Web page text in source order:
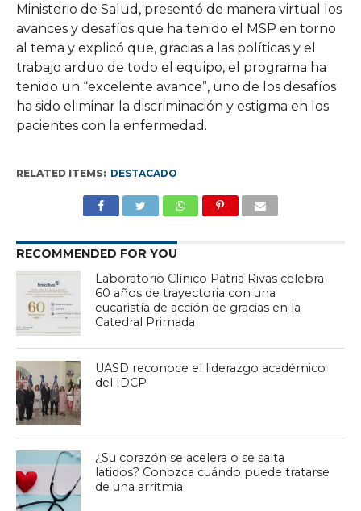
Ministerio de Salud, presentó de manera virtual los
avances y desafíos que ha tenido el MSP en torno
al tema y explicó que, gracias a las políticas y el
trabajo arduo de todo el equipo, el programa ha
tenido un “excelente avance”, uno de los desafíos
ha sido eliminar la discriminación y estigma en los
pacientes con la enfermedad.
RELATED ITEMS: DESTACADO
RECOMMENDED FOR YOU
Laboratorio Clínico Patria Rivas celebra
60 años de trayectoria con una
eucaristía de acción de gracias en la
Catedral Primada
UASD reconoce el liderazgo académico
del IDCP
¿Su corazón se acelera o se salta
latidos? Conozca cuándo puede tratarse
de una arritmia